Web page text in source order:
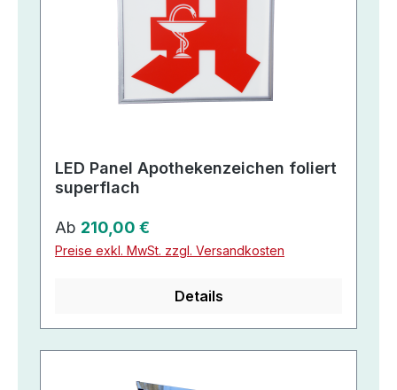
LED Panel Apothekenzeichen foliert
superflach
Regulärer Preis:
Ab 210,00 €
Preise exkl. MwSt. zzgl. Versandkosten
Details